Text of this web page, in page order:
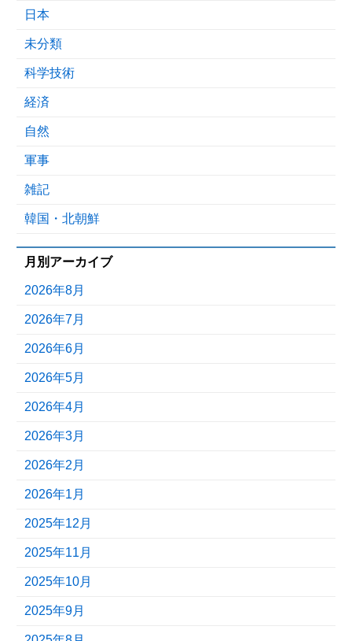
日本
未分類
科学技術
経済
自然
軍事
雑記
韓国・北朝鮮
月別アーカイブ
2026年8月
2026年7月
2026年6月
2026年5月
2026年4月
2026年3月
2026年2月
2026年1月
2025年12月
2025年11月
2025年10月
2025年9月